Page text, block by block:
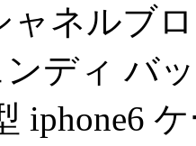
ャネルブ
ディ バ
iphone6